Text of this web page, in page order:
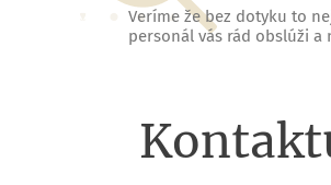
Veríme že bez dotyku to
personál vás rád obslúži a